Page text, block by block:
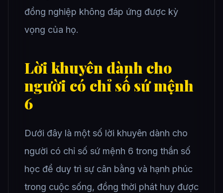
đồng nghiệp không đáp ứng được kỳ
vọng của họ.
Lời khuyên dành cho
người có chỉ số sứ mệnh
6
Dưới đây là một số lời khuyên dành cho
người có chỉ số sứ mệnh 6 trong thần số
học để duy trì sự cân bằng và hạnh phúc
trong cuộc sống, đồng thời phát huy được